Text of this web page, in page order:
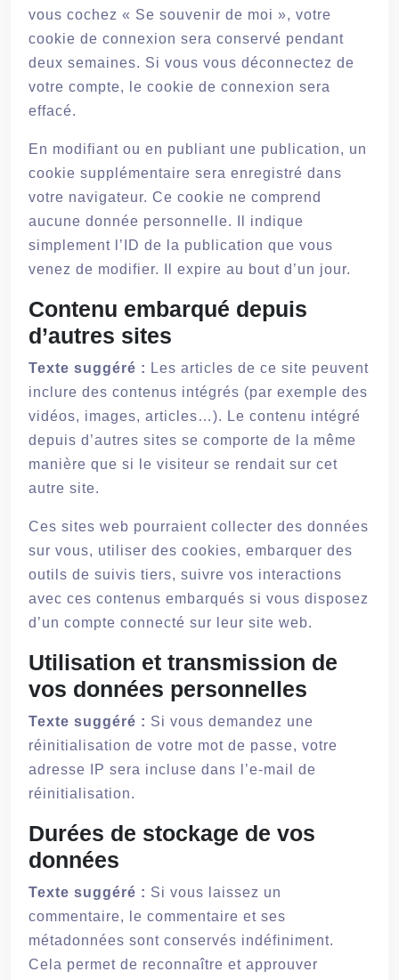
vous cochez « Se souvenir de moi », votre
cookie de connexion sera conservé pendant
deux semaines. Si vous vous déconnectez de
votre compte, le cookie de connexion sera
effacé.
En modifiant ou en publiant une publication, un
cookie supplémentaire sera enregistré dans
votre navigateur. Ce cookie ne comprend
aucune donnée personnelle. Il indique
simplement l’ID de la publication que vous
venez de modifier. Il expire au bout d’un jour.
Contenu embarqué depuis
d’autres sites
Texte suggéré : Les articles de ce site peuvent
inclure des contenus intégrés (par exemple des
vidéos, images, articles…). Le contenu intégré
depuis d’autres sites se comporte de la même
manière que si le visiteur se rendait sur cet
autre site.
Ces sites web pourraient collecter des données
sur vous, utiliser des cookies, embarquer des
outils de suivis tiers, suivre vos interactions
avec ces contenus embarqués si vous disposez
d’un compte connecté sur leur site web.
Utilisation et transmission de
vos données personnelles
Texte suggéré : Si vous demandez une
réinitialisation de votre mot de passe, votre
adresse IP sera incluse dans l’e-mail de
réinitialisation.
Durées de stockage de vos
données
Texte suggéré : Si vous laissez un
commentaire, le commentaire et ses
métadonnées sont conservés indéfiniment.
Cela permet de reconnaître et approuver